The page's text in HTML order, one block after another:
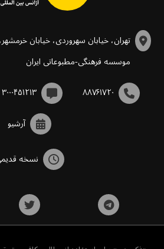
تهران، خیابان سهروردی، خیابان
موسسه فرهنگی-مطبوعاتی ایران
۸۸۷۶۱۷۲۰ ۳۰۰۰۴۵۱۲۱۳
آرشیو
نسخه